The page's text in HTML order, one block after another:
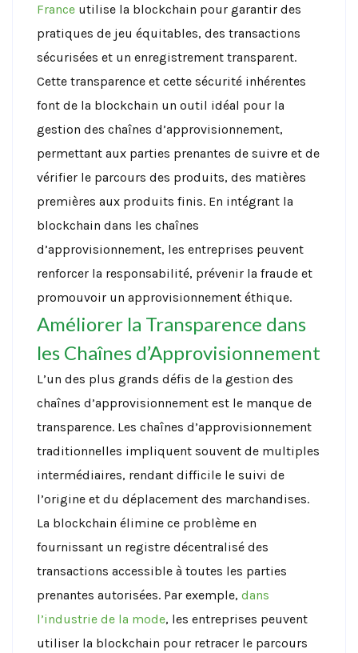
France utilise la blockchain pour garantir des
pratiques de jeu équitables, des transactions
sécurisées et un enregistrement transparent.
Cette transparence et cette sécurité inhérentes
font de la blockchain un outil idéal pour la
gestion des chaînes d’approvisionnement,
permettant aux parties prenantes de suivre et de
vérifier le parcours des produits, des matières
premières aux produits finis. En intégrant la
blockchain dans les chaînes
d’approvisionnement, les entreprises peuvent
renforcer la responsabilité, prévenir la fraude et
promouvoir un approvisionnement éthique.
Améliorer la Transparence dans
les Chaînes d’Approvisionnement
L’un des plus grands défis de la gestion des
chaînes d’approvisionnement est le manque de
transparence. Les chaînes d’approvisionnement
traditionnelles impliquent souvent de multiples
intermédiaires, rendant difficile le suivi de
l’origine et du déplacement des marchandises.
La blockchain élimine ce problème en
fournissant un registre décentralisé des
transactions accessible à toutes les parties
prenantes autorisées. Par exemple, dans
l’industrie de la mode, les entreprises peuvent
utiliser la blockchain pour retracer le parcours